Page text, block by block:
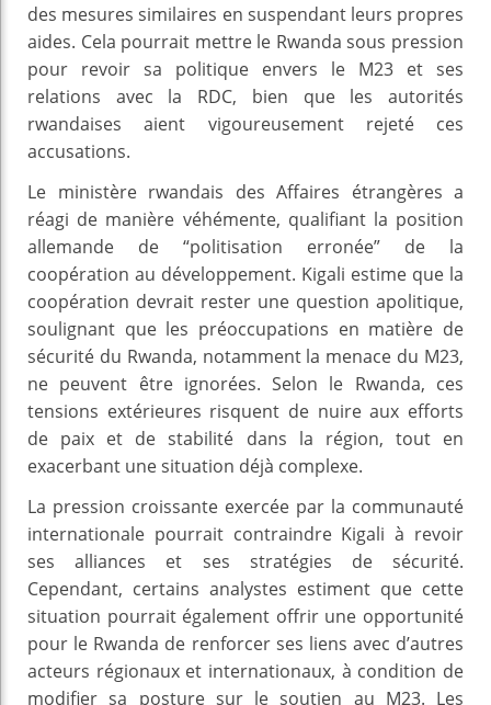
des mesures similaires en suspendant leurs propres
aides. Cela pourrait mettre le Rwanda sous pression
pour revoir sa politique envers le M23 et ses
relations avec la RDC, bien que les autorités
rwandaises aient vigoureusement rejeté ces
accusations.
Le ministère rwandais des Affaires étrangères a
réagi de manière véhémente, qualifiant la position
allemande de “politisation erronée” de la
coopération au développement. Kigali estime que la
coopération devrait rester une question apolitique,
soulignant que les préoccupations en matière de
sécurité du Rwanda, notamment la menace du M23,
ne peuvent être ignorées. Selon le Rwanda, ces
tensions extérieures risquent de nuire aux efforts
de paix et de stabilité dans la région, tout en
exacerbant une situation déjà complexe.
La pression croissante exercée par la communauté
internationale pourrait contraindre Kigali à revoir
ses alliances et ses stratégies de sécurité.
Cependant, certains analystes estiment que cette
situation pourrait également offrir une opportunité
pour le Rwanda de renforcer ses liens avec d’autres
acteurs régionaux et internationaux, à condition de
modifier sa posture sur le soutien au M23. Les